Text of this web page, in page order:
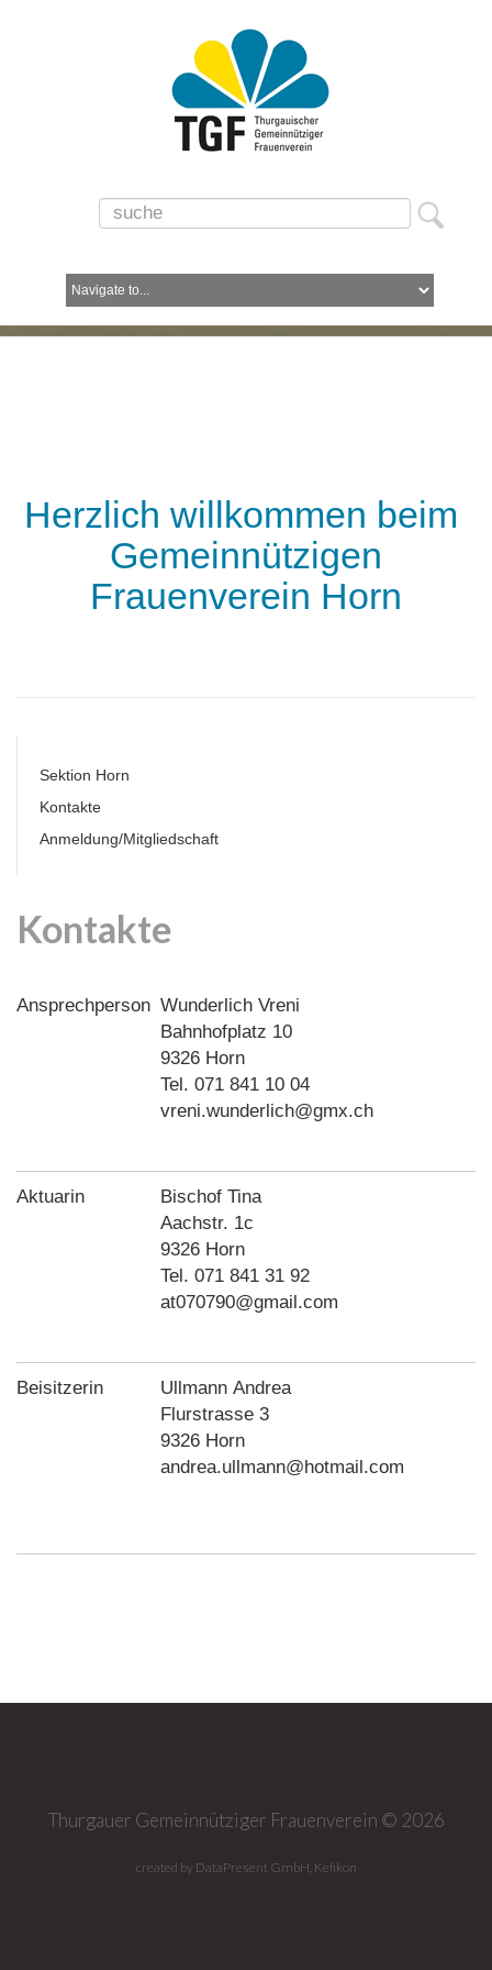
Herzlich willkommen beim
Gemeinnützigen
Frauenverein Horn
Sektion Horn
Kontakte
Anmeldung/Mitgliedschaft
Kontakte
Ansprechperson Wunderlich Vreni
Bahnhofplatz 10
9326 Horn
Tel. 071 841 10 04
vreni.wunderlich@gmx.ch
Aktuarin
Bischof Tina
Aachstr. 1c
9326 Horn
Tel. 071 841 31 92
at070790@gmail.com
Beisitzerin
Ullmann Andrea
Flurstrasse 3
9326 Horn
andrea.ullmann@hotmail.com
Thurgauer Gemeinnütziger Frauenverein © 2026
created by DataPresent GmbH, Kefikon